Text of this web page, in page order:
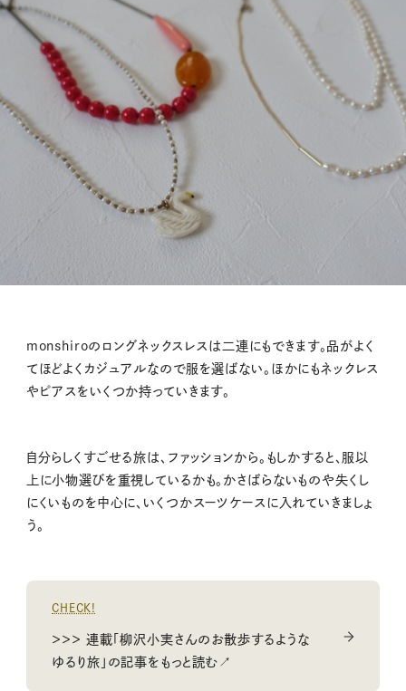
monshiroのロングネックスレスは二連にもできます。品がよく
てほどよくカジュアルなので服を選ばない。ほかにもネックレス
やピアスをいくつか持っていきます。
自分らしくすごせる旅は、ファッションから。もしかすると、服以
上に小物選びを重視しているかも。かさばらないものや失くし
にくいものを中心に、いくつかスーツケースに入れていきましょ
う。
CHECK!
＞＞＞ 連載「柳沢小実さんのお散歩するような
ゆるり旅」の記事をもっと読む↗